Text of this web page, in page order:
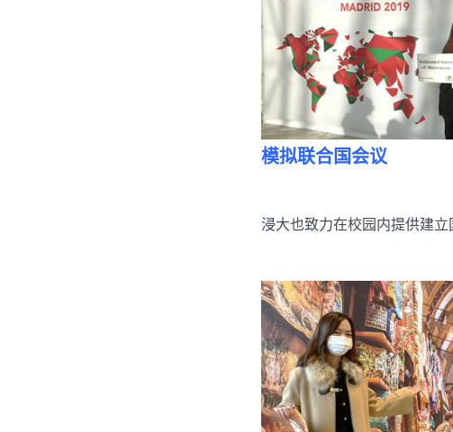
模拟联合国会议
浸大也致力在校园内提供建立